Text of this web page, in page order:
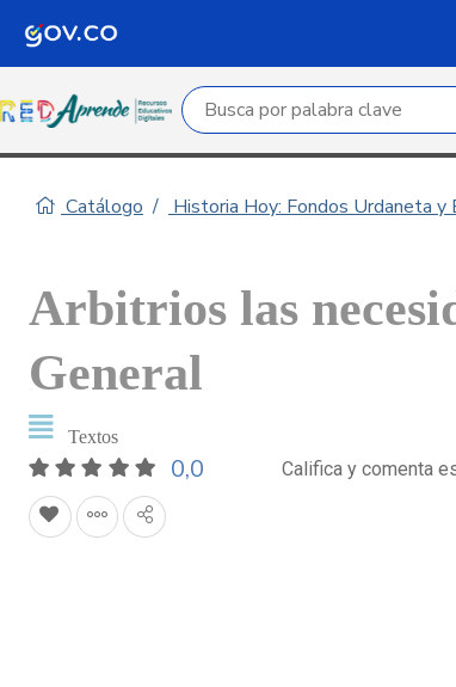
Campo de búsqueda por palabra
Catálogo Historia Hoy: Fondos Urdaneta y
Arbitrios las
General
Textos
0,0 Califica y comenta